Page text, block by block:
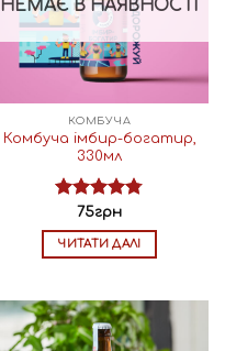
НЕМАЄ В НАЯВНОСТІ
КОМБУЧА
Комбуча імбир-богатир,
330мл
Оцінено в
4.75з 5
75грн
ЧИТАТИ ДАЛІ